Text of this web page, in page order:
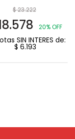
23.222
20% OFF
SIN INTERES de:
6.193